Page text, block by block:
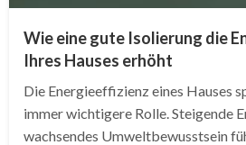
Wie eine gute Isolierung die
Ihres Hauses erhöht
Die Energieeffizienz eines Hauses
immer wichtigere Rolle. Steigende
wachsendes Umweltbewusstsein